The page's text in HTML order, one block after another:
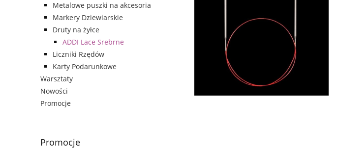
Metalowe puszki na akcesoria
Markery Dziewiarskie
Druty na żyłce
ADDI Lace Srebrne
Liczniki Rzędów
Karty Podarunkowe
Warsztaty
Nowości
Promocje
Promocje